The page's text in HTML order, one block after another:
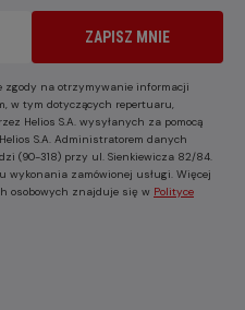
ZAPISZ MNIE
zgody na otrzymywanie informacji
w tym dotyczących repertuaru,
Helios S.A. wysyłanych za pomocą
S.A. Administratorem danych
(90-318) przy ul. Sienkiewicza 82/84.
wykonania zamówionej usługi. Więcej
osobowych znajduje się w Polityce